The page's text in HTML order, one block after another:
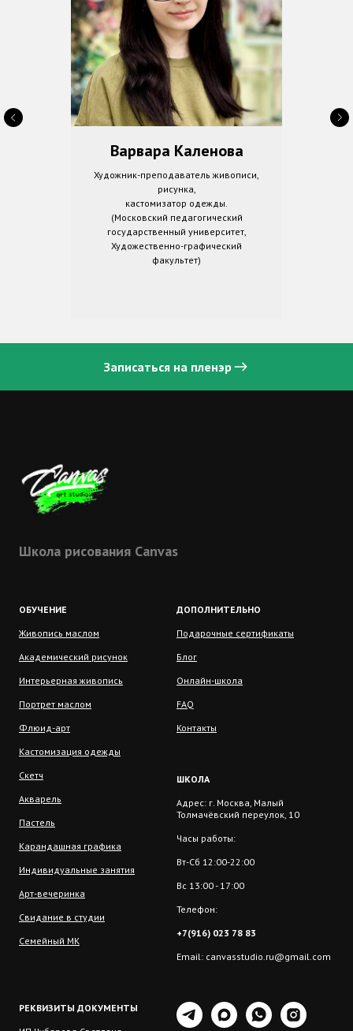
Варвара Каленова
Художник-преподаватель живописи,
рисунка,
кастомизатор одежды.
(Московский педагогический
государственный университет,
Художественно-графический
факультет)
Записаться на пленэр
Школа рисования Сanvas
ОБУЧЕНИЕ
Живопись маслом
Академический рисунок
Интерьерная живопись
Портрет маслом
Флюид-арт
Кастомизация одежды
Скетч
Акварель
Пастель
Карандашная графика
Индивидуальные занятия
Арт-вечеринка
Свидание в студии
Семейный МК
ДОПОЛНИТЕЛЬНО
Подарочные сертификаты
Блог
Онлайн-школа
FAQ
Контакты
ШКОЛА
Адрес: г. Москва, Малый
Толмачёвский переулок, 10
Часы работы:
Вт-Сб 12:00-22:00
Вс 13:00 - 17:00
Телефон:
+7(916) 023 78 83
Email: canvasstudio.ru@gmail.com
РЕКВИЗИТЫ ДОКУМЕНТЫ